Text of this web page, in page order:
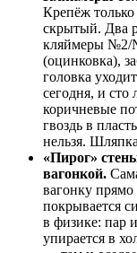
Крепёж
скрытый. Два
кляймеры №2/
(оцинковка),
головка
сегодня, и сто
коричневые
гвоздь в
нельзя.
«Пирог»
вагонкой.
вагонку прямо
покрывается
в физике: пар
упирается в